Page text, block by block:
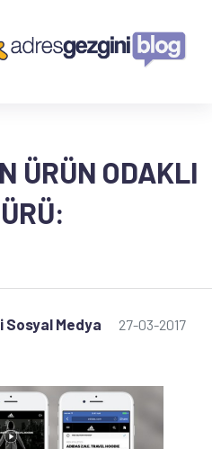
ÜRÜN ODAKLI
Sosyal Medya
27-03-2017